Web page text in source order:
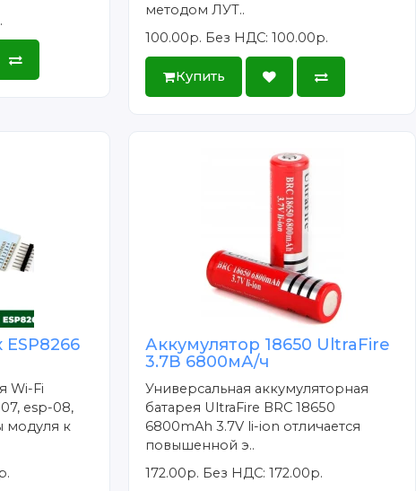
методом ЛУТ..
100.00р. Без НДС: 100.00р.
Купить
Wi-Fi
esp-08,
модуля к
Аккумулятор 18650 UltraFire
3.7В 6800мА/ч
Универсальная аккумуляторная
батарея UltraFire BRC 18650
6800mAh 3.7V li-ion отличается
повышенной э..
172.00р. Без НДС: 172.00р.